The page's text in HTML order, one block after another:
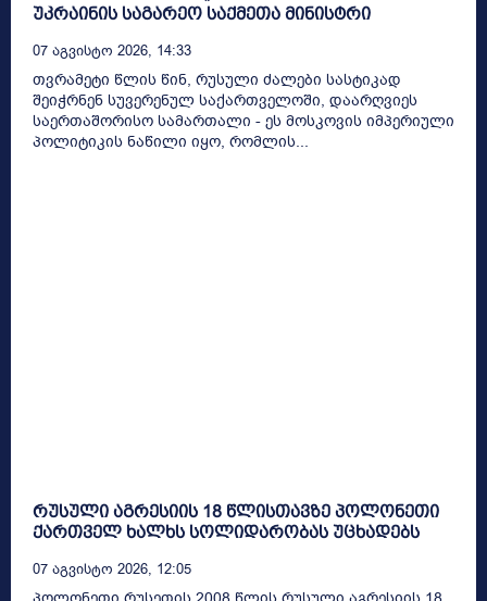
უკრაინის საგარეო საქმეთა მინისტრი
07 Აგვისტო 2026, 14:33
თვრამეტი წლის წინ, რუსული ძალები სასტიკად
შეიჭრნენ სუვერენულ საქართველოში, დაარღვიეს
საერთაშორისო სამართალი - ეს მოსკოვის იმპერიული
პოლიტიკის ნაწილი იყო, რომლის...
რუსული აგრესიის 18 წლისთავზე პოლონეთი
ქართველ ხალხს სოლიდარობას უცხადებს
07 Აგვისტო 2026, 12:05